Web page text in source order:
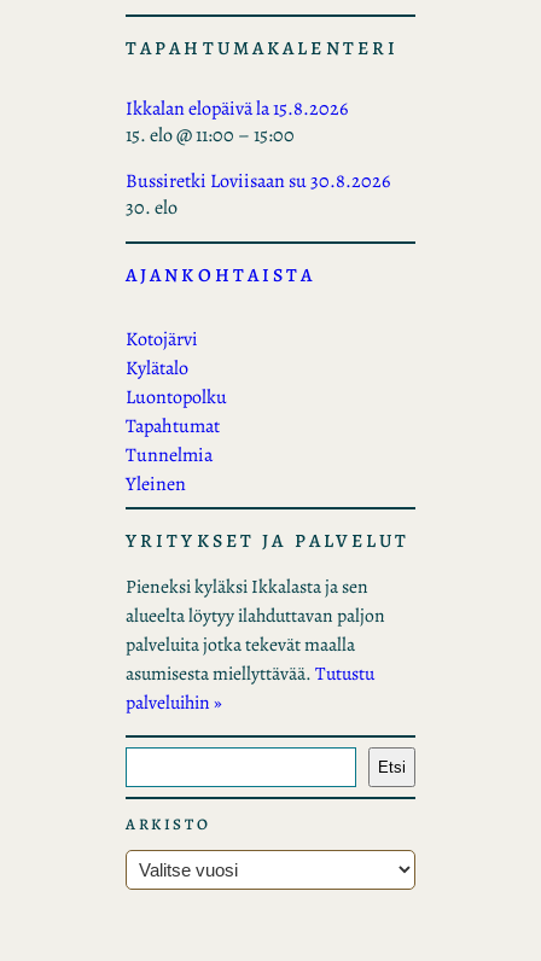
TAPAHTUMAKALENTERI
Ikkalan elopäivä la 15.8.2026
15. elo @ 11:00 –15:00
Bussiretki Loviisaan su 30.8.2026
30. elo
AJANKOHTAISTA
Kotojärvi
Kylätalo
Luontopolku
Tapahtumat
Tunnelmia
Yleinen
YRITYKSET JA PALVELUT
Pieneksi kyläksi Ikkalasta ja sen
alueelta löytyy ilahduttavan paljon
palveluita jotka tekevät maalla
asumisesta miellyttävää.Tutustu
palveluihin »
t
s
i
Etsi
ARKISTO
A
r